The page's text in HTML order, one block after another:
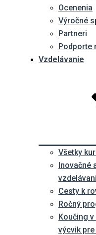
Ocenenia
Výročné
Partneri
Podporte
Vzdelávanie
Všetky
Inovačné
Cesty k
Ročný
Koučing
výcvik